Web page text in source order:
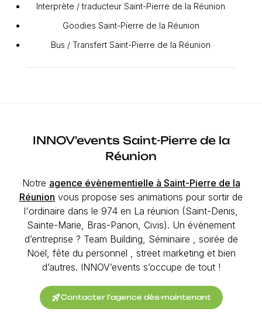
Interprète / traducteur Saint-Pierre de la Réunion
Goodies Saint-Pierre de la Réunion
Bus / Transfert Saint-Pierre de la Réunion
INNOV'events Saint-Pierre de la
Réunion
Notre agence évènementielle à Saint-Pierre de la
Réunion vous propose ses animations pour sortir de
l'ordinaire dans le 974 en La réunion (Saint-Denis,
Sainte-Marie, Bras-Panon, Civis). Un évènement
d’entreprise ? Team Building, Séminaire , soirée de
Noël, fête du personnel , street marketing et bien
d’autres. INNOV’events s’occupe de tout !
rocket_launchContacter l'agence dès-maintenant